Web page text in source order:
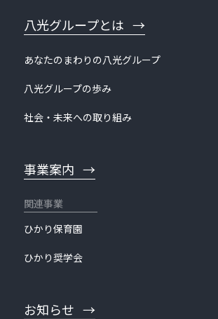
八光グループとは
あなたのまわりの八光グループ
八光グループの歩み
社会・未来への取り組み
事業案内
ひかり保育園
ひかり奨学会
お知らせ